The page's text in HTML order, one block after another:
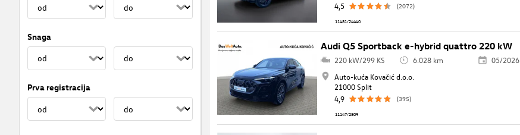
Snaga
Prva registracija
4,5
(2072)
11481/24440
Audi Q5 Sportback e-hybrid quattro 220 kW
220 kW/299 KS 6.028 km
05/2026
Auto-kuća Kovačić d.o.o.
21000 Split
4,9
(395)
11147/2809